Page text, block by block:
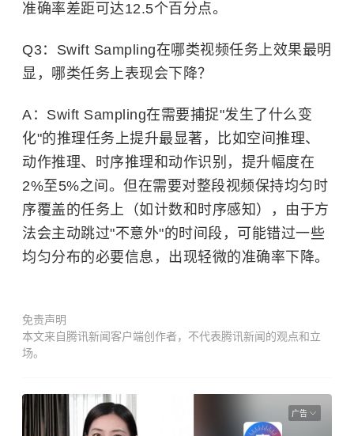
准确率差距可达12.5个百分点。
Q3：Swift Sampling在哪类视频任务上效果最明
显，哪类任务上表现会下降？
A：Swift Sampling在需要捕捉"发生了什么变
化"的推理任务上提升最显著，比如空间推理、
动作推理、时序推理和动作识别，提升幅度在
2%至5%之间。但在需要对整段视频保持均匀时
序覆盖的任务上（如计数和时序感知），由于方
法会主动跳过"不意外"的时间段，可能错过一些
均匀分布的必要信息，出现轻微的准确率下降。
免责声明
本文来自腾讯新闻客户端创作者，不代表腾讯新闻的观点和立
场。
广告